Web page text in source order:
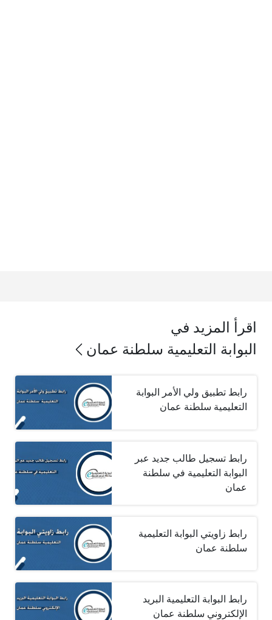
اقرأ المزيد في
البوابة التعليمية سلطنة عمان
رابط تطبيق ولي الأمر البوابة
التعليمية سلطنة عمان
رابط تسجيل طالب جديد عبر
البوابة التعليمية في سلطنة
عمان
رابط زاويتي البوابة التعليمية
سلطنة عمان
رابط البوابة التعليمية البريد
الإلكتروني سلطنة عمان